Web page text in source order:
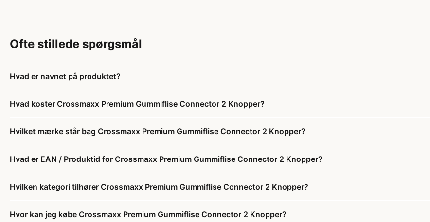
Ofte stillede spørgsmål
Hvad er navnet på produktet?
Hvad koster Crossmaxx Premium Gummiflise Connector 2 Knopper?
Hvilket mærke står bag Crossmaxx Premium Gummiflise Connector 2 Knopper?
Hvad er EAN / Produktid for Crossmaxx Premium Gummiflise Connector 2 Knopper?
Hvilken kategori tilhører Crossmaxx Premium Gummiflise Connector 2 Knopper?
Hvor kan jeg købe Crossmaxx Premium Gummiflise Connector 2 Knopper?